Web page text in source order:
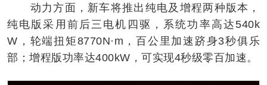
动力方面，新车将推出纯电及增程两种版本，
纯电版采用前后三电机四驱，系统功率高达540k
W，轮端扭矩8770N·m，百公里加速跻身3秒俱乐
部；增程版功率达400kW，可实现4秒级零百加速。